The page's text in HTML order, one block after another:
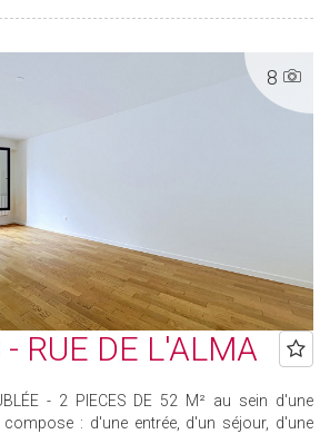
8
- RUE DE L'ALMA
- 2 PIECES DE 52 M² au sein d'une
: d'une entrée, d'un séjour, d'une